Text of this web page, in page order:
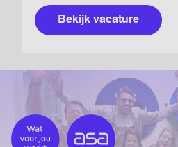
Bekijk vacature